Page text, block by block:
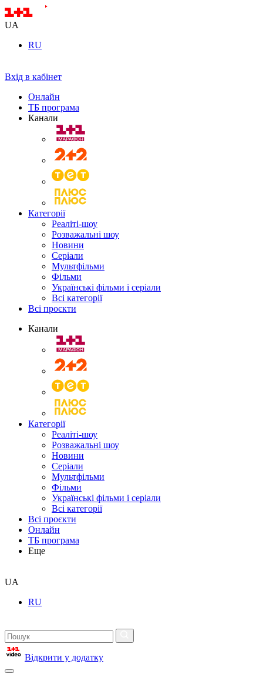
UA
RU
Вхід в кабінет
Онлайн
ТБ програма
Канали
Категорії
Реаліті-шоу
Розважальні шоу
Новини
Серіали
Мультфільми
Фільми
Українські фільми і серіали
Всі категорії
Всі проєкти
Канали
Категорії
Реаліті-шоу
Розважальні шоу
Новини
Серіали
Мультфільми
Фільми
Українські фільми і серіали
Всі категорії
Всі проєкти
Онлайн
ТБ програма
Еще
UA
RU
Відкрити у додатку